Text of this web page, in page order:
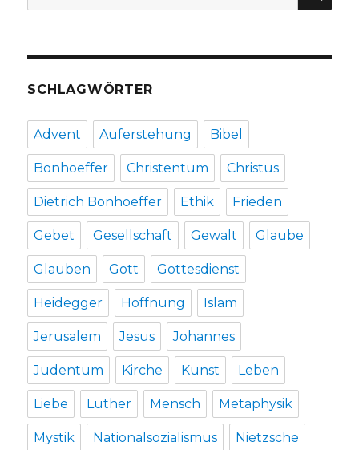
Leben
Raum,
nach:
SCHLAGWÖRTER
Advent Auferstehung Bibel
Bonhoeffer Christentum Christus
Dietrich Bonhoeffer Ethik Frieden
Gebet Gesellschaft Gewalt Glaube
Glauben Gott Gottesdienst
Heidegger Hoffnung Islam
Jerusalem Jesus Johannes
Judentum Kirche Kunst Leben
Liebe Luther Mensch Metaphysik
Mystik Nationalsozialismus Nietzsche